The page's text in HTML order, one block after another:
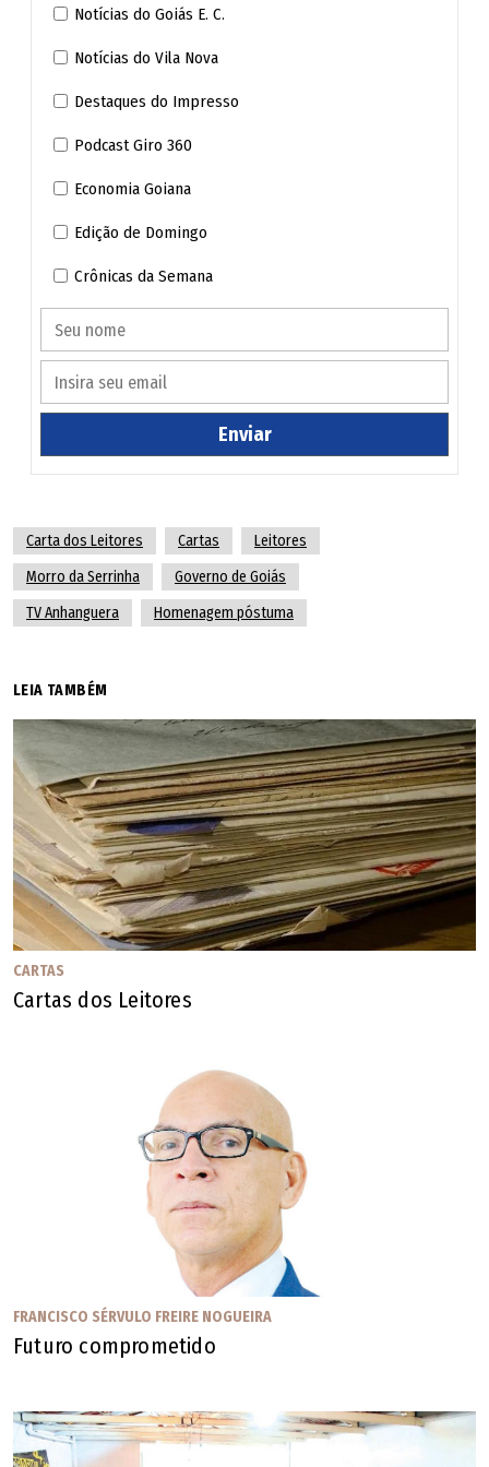
do palco, segue encantando.
Notícias do Goiás E. C.
Notícias do Vila Nova
Destaques do Impresso
Podcast Giro 360
Economia Goiana
Edição de Domingo
Crônicas da Semana
Enviar
Carta dos Leitores Cartas
Leitores
Morro da Serrinha
Governo de Goiás
TV Anhanguera
Homenagem póstuma
LEIA TAMBÉM
CARTAS
Cartas dos Leitores
FRANCISCO SÉRVULO FREIRE NOGUEIRA
Futuro comprometido